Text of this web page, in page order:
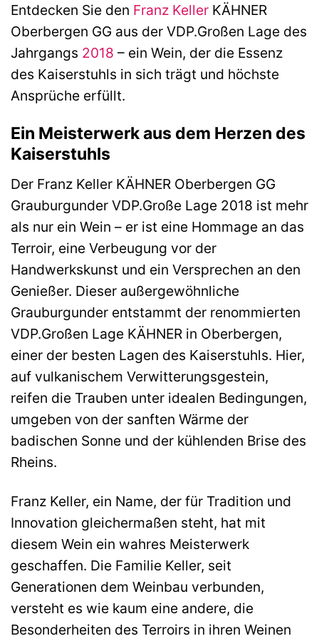
Entdecken Sie den Franz Keller KÄHNER
Oberbergen GG aus der VDP.Großen Lage des
Jahrgangs 2018 – ein Wein, der die Essenz
des Kaiserstuhls in sich trägt und höchste
Ansprüche erfüllt.
Ein Meisterwerk aus dem Herzen des
Kaiserstuhls
Der Franz Keller KÄHNER Oberbergen GG
Grauburgunder VDP.Große Lage 2018 ist mehr
als nur ein Wein – er ist eine Hommage an das
Terroir, eine Verbeugung vor der
Handwerkskunst und ein Versprechen an den
Genießer. Dieser außergewöhnliche
Grauburgunder entstammt der renommierten
VDP.Großen Lage KÄHNER in Oberbergen,
einer der besten Lagen des Kaiserstuhls. Hier,
auf vulkanischem Verwitterungsgestein,
reifen die Trauben unter idealen Bedingungen,
umgeben von der sanften Wärme der
badischen Sonne und der kühlenden Brise des
Rheins.
Franz Keller, ein Name, der für Tradition und
Innovation gleichermaßen steht, hat mit
diesem Wein ein wahres Meisterwerk
geschaffen. Die Familie Keller, seit
Generationen dem Weinbau verbunden,
versteht es wie kaum eine andere, die
Besonderheiten des Terroirs in ihren Weinen